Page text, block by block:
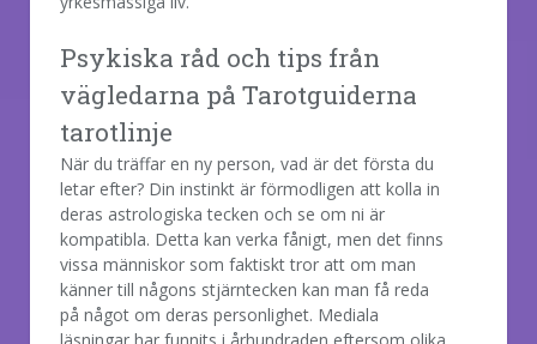
Psykiska råd och tips från
vägledarna på Tarotguiderna
tarotlinje
När du träffar en ny person, vad är det första du
letar efter? Din instinkt är förmodligen att kolla in
deras astrologiska tecken och se om ni är
kompatibla. Detta kan verka fånigt, men det finns
vissa människor som faktiskt tror att om man
känner till någons stjärntecken kan man få reda
på något om deras personlighet. Mediala
läsningar har funnits i århundraden eftersom olika